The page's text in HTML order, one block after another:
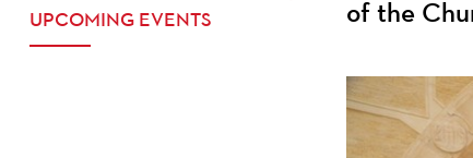
UPCOMING EVENTS
of the